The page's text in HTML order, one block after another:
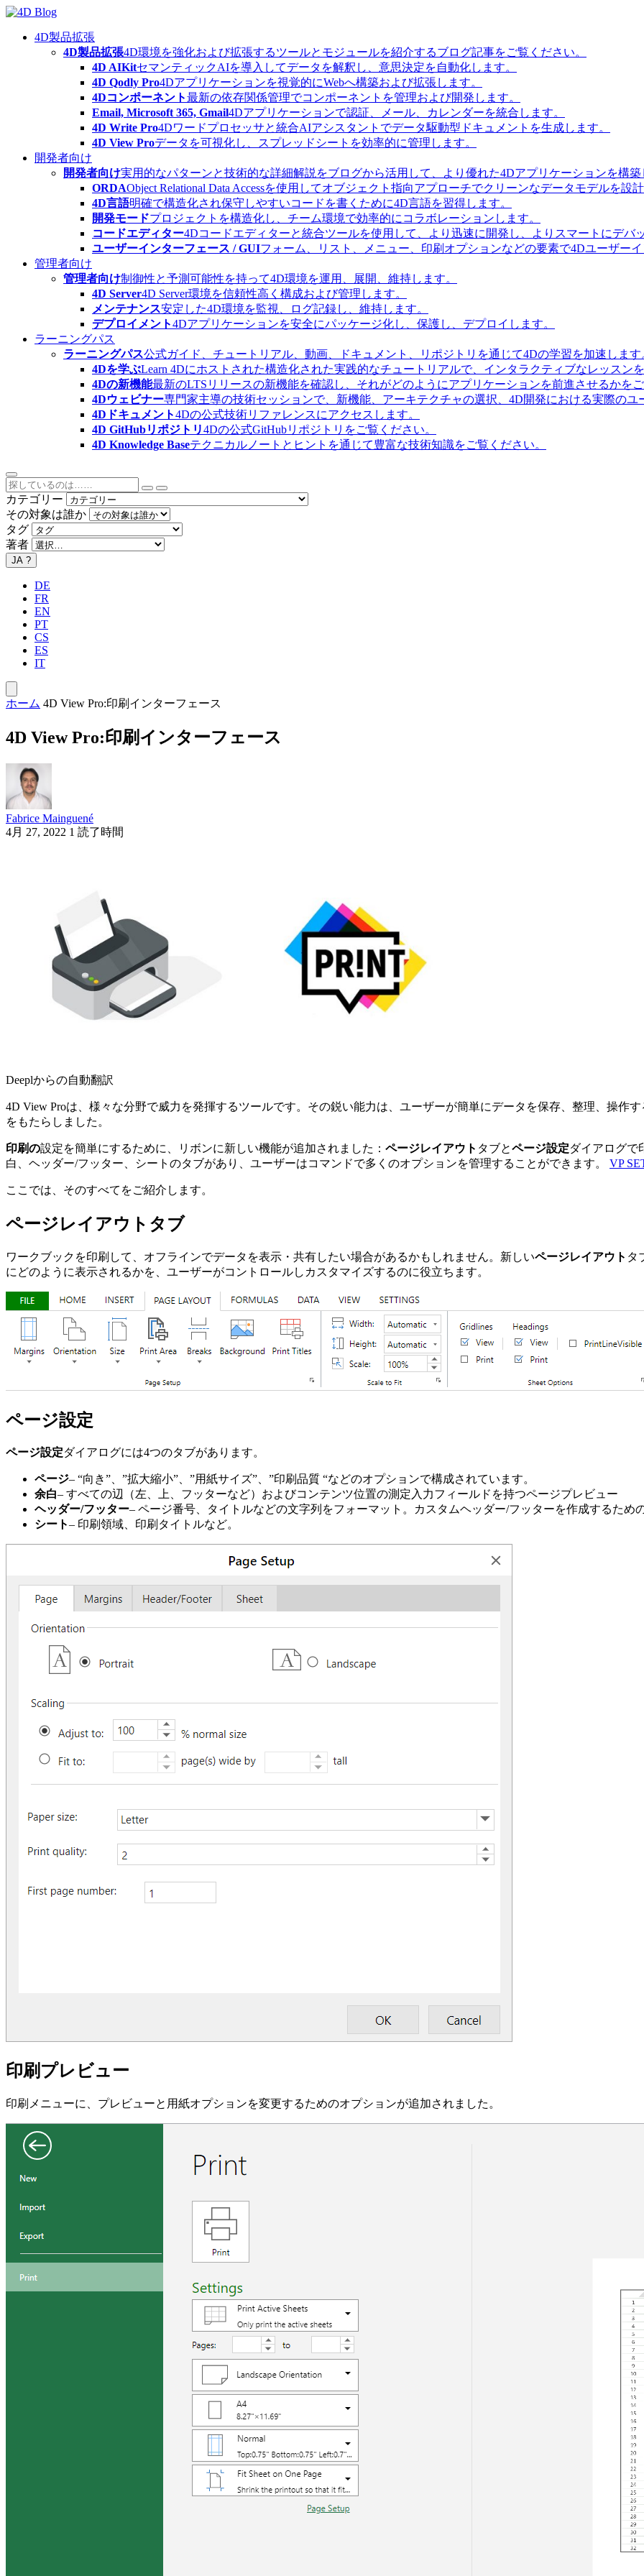
Skip
content4D製品拡張
4D製品拡張4D環境を強化および拡張するツールとモジュールを紹介するブログ記事をご覧ください。
4D AIKitセマンティックAIを導入してデータを解釈し、意思決定を自動化します。
4D Qodly Pro4Dアプリケーションを視覚的にWebへ構築および拡張します。
4Dコンポーネント最新の依存関係管理でコンポーネントを管理および開発します。
Email, Microsoft 365, Gmail4Dアプリケーションで認証、メール、カレンダーを統合します。
4D Write Pro4Dワードプロセッサと統合AIアシスタントでデータ駆動型ドキュメントを生成します。
4D View Proデータを可視化し、スプレッドシートを効率的に管理します。
開発者向け
開発者向け実用的なパターンと技術的な詳細解説をブログから活用して、より優れた4Dアプリケーションを構築
ORDAObject Relational Data Accessを使用してオブジェクト指向アプローチでクリーンなデータモデルを設計
4D言語明確で構造化され保守しやすいコードを書くために4D言語を習得します。
開発モードプロジェクトを構造化し、チーム環境で効率的にコラボレーションします。
コードエディター4Dコードエディターと統合ツールを使用して、より迅速に開発し、よりスマートにデバ
ユーザーインターフェース / GUIフォーム、リスト、メニュー、印刷オプションなどの要素で4Dユーザー
管理者向け
管理者向け制御性と予測可能性を持って4D環境を運用、展開、維持します。
4D Server4D Server環境を信頼性高く構成および管理します。
メンテナンス安定した4D環境を監視、ログ記録し、維持します。
デプロイメント4Dアプリケーションを安全にパッケージ化し、保護し、デプロイします。
ラーニングパス
ラーニングパス公式ガイド、チュートリアル、動画、ドキュメント、リポジトリを通じて4Dの学習を加速します
4Dを学ぶLearn 4Dにホストされた構造化された実践的なチュートリアルで、インタラクティブなレッスン
4Dの新機能最新のLTSリリースの新機能を確認し、それがどのようにアプリケーションを前進させるかをご
4Dウェビナー専門家主導の技術セッションで、新機能、アーキテクチャの選択、4D開発における実際のユ
4Dドキュメント4Dの公式技術リファレンスにアクセスします。
4D GitHubリポジトリ4Dの公式GitHubリポジトリをご覧ください。
4D Knowledge Baseテクニカルノートとヒントを通じて豊富な技術知識をご覧ください。
カテゴリー
その対象は誰か
タグ
著者
JA ?
DE
FR
EN
PT
CS
ES
IT
ホーム 4D View Pro:印刷インターフェース
4D View Pro:印刷インターフェース
Fabrice Mainguené
4月 27, 2022 1 読了時間
Deeplからの自動翻訳
4D View Proは、様々な分野で威力を発揮するツールです。その鋭い能力は、ユーザーが簡単にデータを保存、整理、操作
をもたらしました。
印刷の設定を簡単にするために、リボンに新しい機能が追加されました： ページレイアウト タブとページ設定ダイアログで
白、ヘッダー/フッター、シートのタブがあり、ユーザーはコマンドで多くのオプションを管理することができます。 VP
ここでは、そのすべてをご紹介します。
ページレイアウトタブ
ワークブックを印刷して、オフラインでデータを表示・共有したい場合があるかもしれません。新しいページレイアウト タ
にどのように表示されるかを、ユーザーがコントロールしカスタマイズするのに役立ちます。
ページ設定
ページ設定ダイアログには4つのタブがあります。
ページ– “向き”、”拡大縮小”、”用紙サイズ”、”印刷品質 “などのオプションで構成されています。
余白– すべての辺（左、上、フッターなど）およびコンテンツ位置の測定入力フィールドを持つページプレビュー
ヘッダー/フッター– ページ番号、タイトルなどの文字列をフォーマット。カスタムヘッダー/フッターを作成するため
シート– 印刷領域、印刷タイトルなど。
印刷プレビュー
印刷メニューに、プレビューと用紙オプションを変更するためのオプションが追加されました。